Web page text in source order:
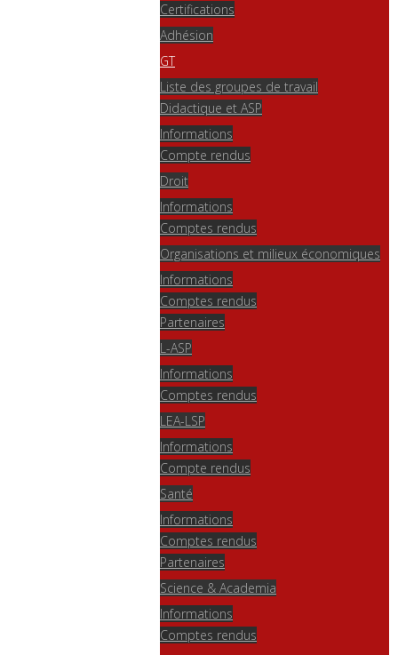
Certifications
Adhésion
GT
Liste des groupes de travail
Didactique et ASP
Informations
Compte rendus
Droit
Informations
Comptes rendus
Organisations et milieux économiques
Informations
Comptes rendus
Partenaires
L-ASP
Informations
Comptes rendus
LEA-LSP
Informations
Compte rendus
Santé
Informations
Comptes rendus
Partenaires
Science & Academia
Informations
Comptes rendus